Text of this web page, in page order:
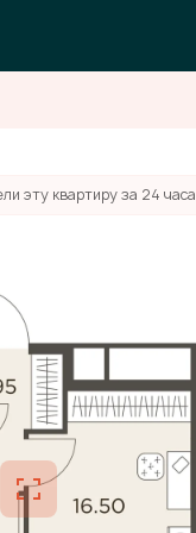
эту квартиру за 24 часа